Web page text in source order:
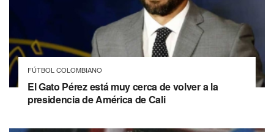
FÚTBOL COLOMBIANO
El Gato Pérez está muy cerca de volver a la
presidencia de América de Cali